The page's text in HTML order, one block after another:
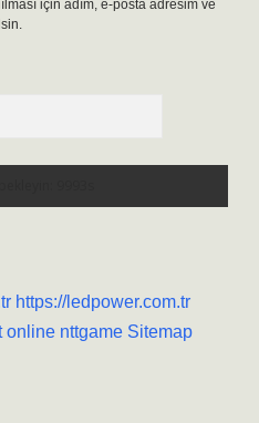
için adım, e-posta adresim ve
https://ledpower.com.tr
online nttgame Sitemap